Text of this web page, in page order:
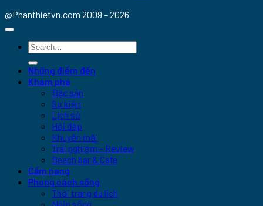
@Phanthietvn.com 2009 – 2026
Những điểm đến
Khám phá
Đặc sản
Sự kiện
Lịch sử
Hỏi đáp
Khuyến mãi
Trải nghiệm – Review
Beach bar & Cafe
Cẩm nang
Phong cách sống
Thời trang du lịch
Nhịp sống